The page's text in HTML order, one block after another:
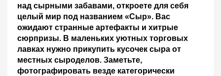
над сырными забавами, откроете для себя
целый мир под названием «Сыр». Вас
ожидают странные артефакты и хитрые
сюрпризы. В маленьких уютных торговых
лавках нужно прикупить кусочек сыра от
местных сыроделов. Заметьте,
фотографировать везде категорически